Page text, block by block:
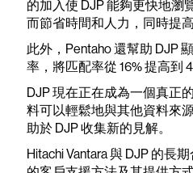
的加入使 DJP 能夠更快地瀏
而節省時間和人力，同時提高
此外，Pentaho 還幫助 DJP
率，將匹配率從 16% 提高到
DJP 現在正在成為一個真正
料可以輕鬆地與其他資料來
助於 DJP 收集新的見解。
Hitachi Vantara 與 DJP 的長